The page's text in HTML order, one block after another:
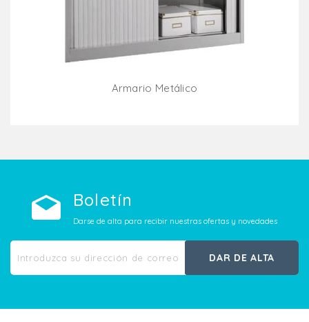
Armario Metálico
Boletín
Darse de alta para recibir nuestras ofertas y novedades
DAR DE ALTA